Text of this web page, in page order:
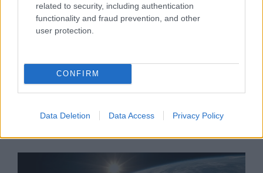
related to security, including authentication
functionality and fraud prevention, and other
user protection.
CONFIRM
Data Deletion Data Access Privacy Policy
Economist: Magyarország „hibás
demokrácia”